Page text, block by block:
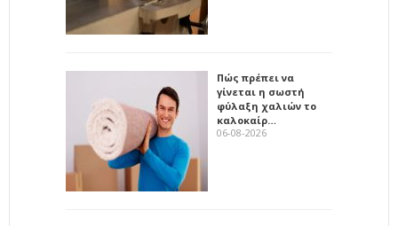
Πώς πρέπει να
γίνεται η σωστή
φύλαξη χαλιών το
καλοκαίρ…
06-08-2026